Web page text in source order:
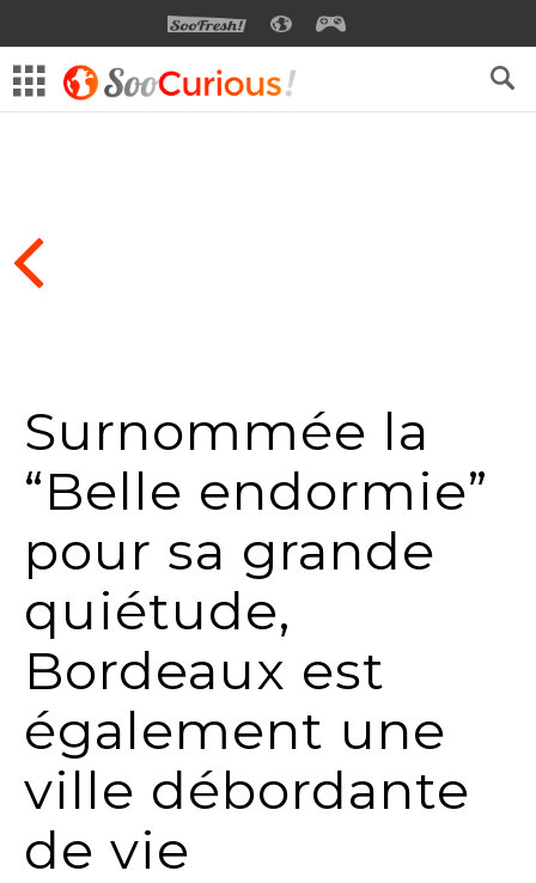
SOOFRESHSOOCURIOUS
Surnommée la
“Belle endormie”
pour sa grande
quiétude,
Bordeaux est
également une
ville débordante
de vie